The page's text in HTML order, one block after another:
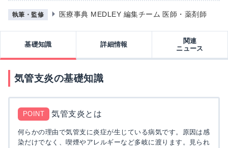
執筆・監修 医療事典 MEDLEY 編集チーム 医師・薬剤師
基礎知識 詳細情報
関連
ニュース
気管支炎の基礎知識
POINT 気管支炎とは
何らかの理由で気管支に炎症が生じている病気です。原因は感
染だけでなく、喫煙やアレルギーなど多岐に渡ります。見られ